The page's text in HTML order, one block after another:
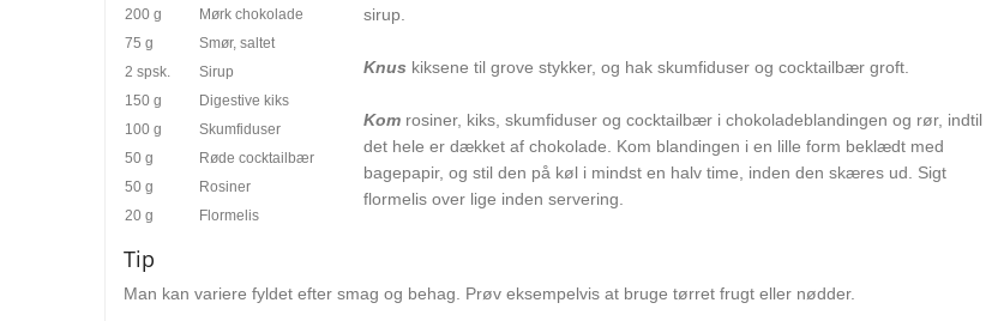
200 g
Mørk chokolade
75 g
Smør, saltet
2 spsk.
Sirup
150 g
Digestive kiks
100 g
Skumfiduser
50 g
Røde cocktailbær
50 g
Rosiner
20 g
Flormelis
sirup.
Knus kiksene til grove stykker, og hak skumfiduser og cocktailbær groft.
Kom rosiner, kiks, skumfiduser og cocktailbær i chokoladeblandingen og rør, indtil
det hele er dækket af chokolade. Kom blandingen i en lille form beklædt med
bagepapir, og stil den på køl i mindst en halv time, inden den skæres ud. Sigt
flormelis over lige inden servering.
Tip
Man kan variere fyldet efter smag og behag. Prøv eksempelvis at bruge tørret frugt eller nødder.